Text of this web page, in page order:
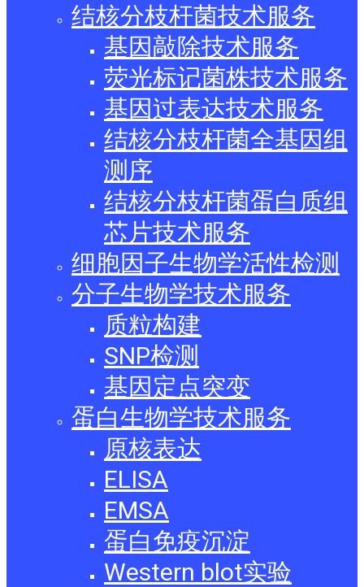
结核分枝杆菌技术服务
基因敲除技术服务
荧光标记菌株技术服务
基因过表达技术服务
结核分枝杆菌全基因组
测序
结核分枝杆菌蛋白质组
芯片技术服务
细胞因子生物学活性检测
分子生物学技术服务
质粒构建
SNP检测
基因定点突变
蛋白生物学技术服务
原核表达
ELISA
EMSA
蛋白免疫沉淀
Western blot实验